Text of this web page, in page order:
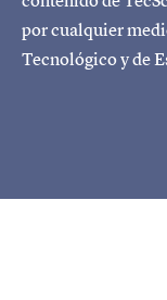
por cualquier
Tecnológico y de